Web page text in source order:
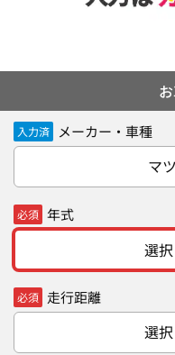
入力済 メーカー・車種
マ
必須 年式
選
必須 走行距離
選